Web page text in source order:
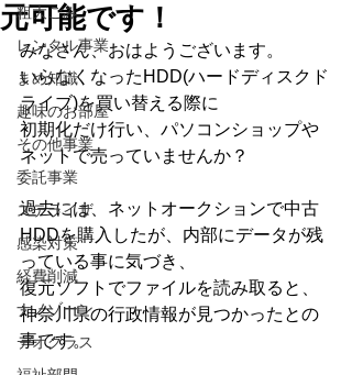
粗大ごみ
レンタル事業
まめ知識
趣味のお部屋
その他事業
委託事業
ステライザ
感染対策
経費削減
ナノゾーン
デオグラス
元可能です！
みなさん、おはようございます。
いらなくなったHDD(ハードディスクド
ライブ)を買い替える際に
初期化だけ行い、パソコンショップや
ネットで売っていませんか？
過去には、ネットオークションで中古
HDDを購入したが、内部にデータが残
っている事に気づき、
復元ソフトでファイルを読み取ると、
神奈川県の行政情報が見つかったとの
事です。